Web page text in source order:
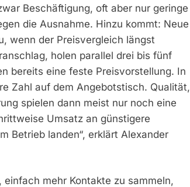
Beschäftigung, oft aber nur geringe
die Ausnahme. Hinzu kommt: Neue
wenn der Preisvergleich längst
holen parallel drei bis fünf
bereits eine feste Preisvorstellung. In
Zahl auf dem Angebotstisch. Qualität,
spielen dann meist nur noch eine
Umsatz an günstigere
Betrieb landen“, erklärt Alexander
mehr Kontakte zu sammeln,